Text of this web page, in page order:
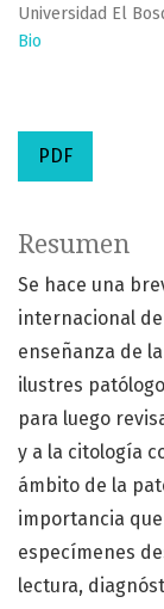
Universidad El
Bio
PDF
Resumen
Se hace una
internacional
enseñanza de
ilustres
para luego
y a la citología
ámbito de la
importancia
especímenes
lectura,